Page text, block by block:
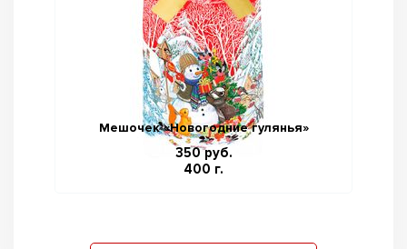
Мешочек «Новогодние гулянья»
350 руб.
400 г.